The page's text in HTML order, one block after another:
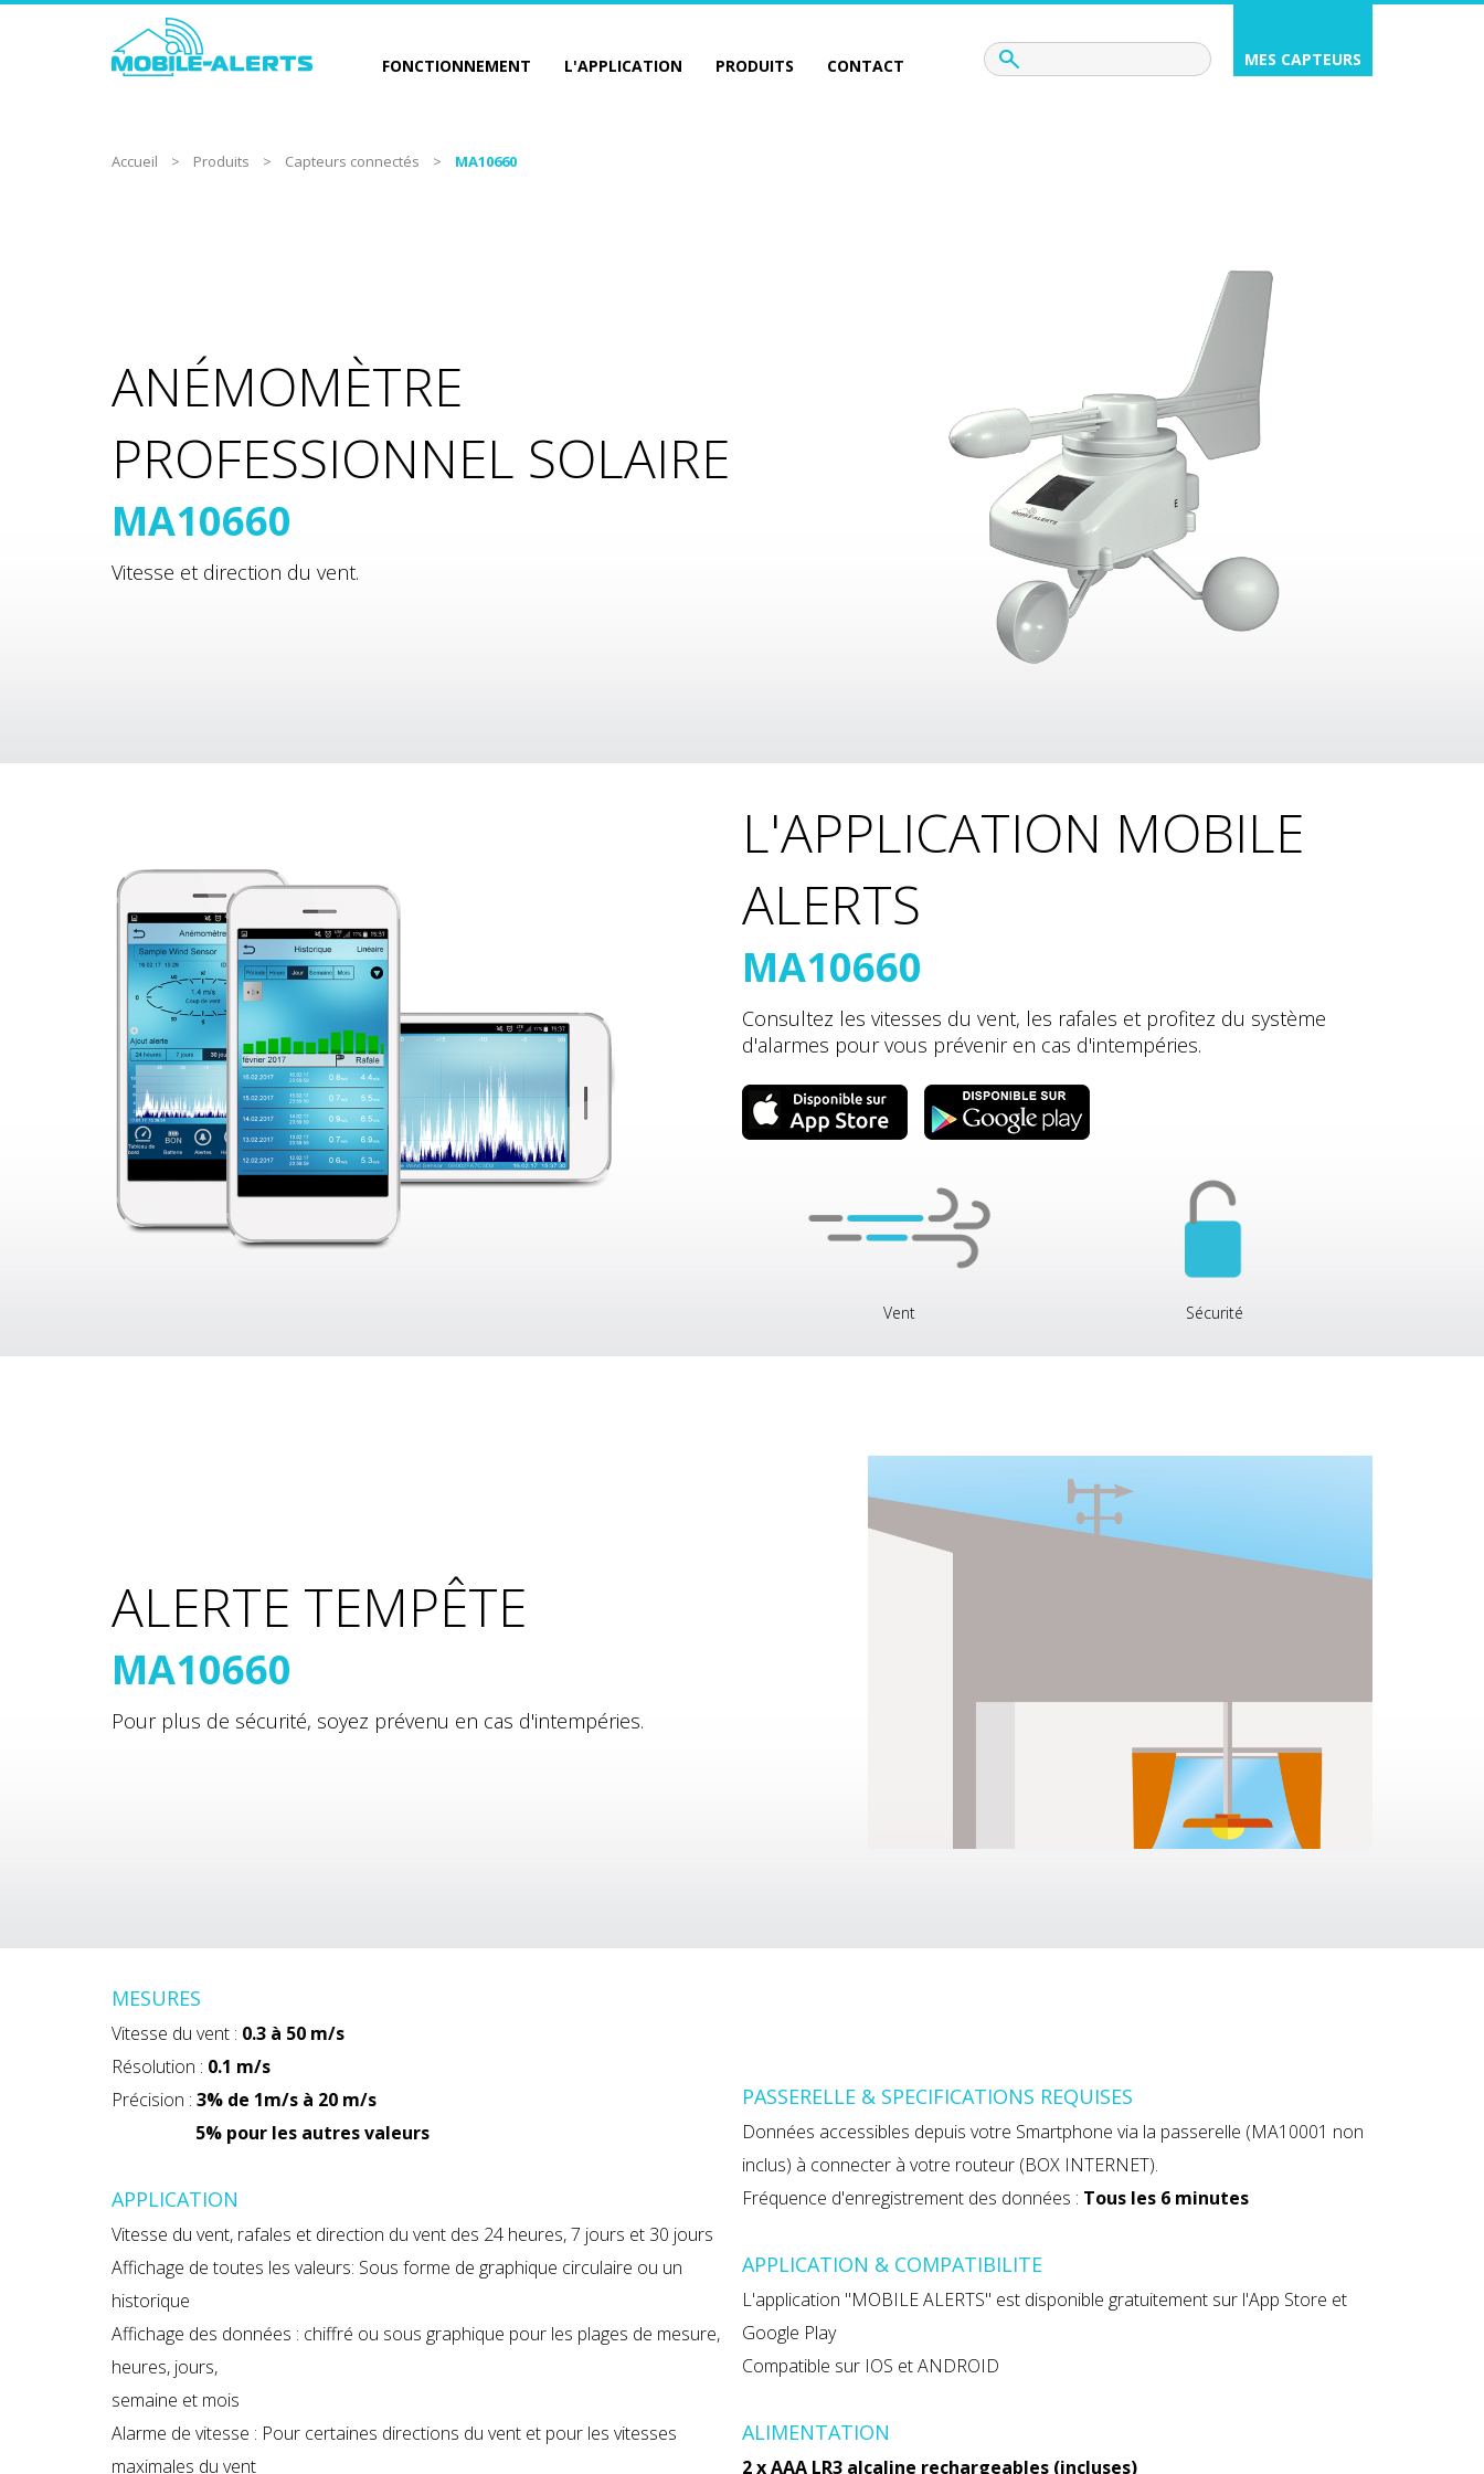
FONCTIONNEMENT L'APPLICATION PRODUITS CONTACT MES CAPTEURS
Accueil > Produits > Capteurs connectés > MA10660
ANÉMOMÈTRE
PROFESSIONNEL SOLAIRE
MA10660
Vitesse et direction du vent.
L'APPLICATION MOBILE
ALERTS
MA10660
Consultez les vitesses du vent, les rafales et profitez du système
d'alarmes pour vous prévenir en cas d'intempéries.
Vent Sécurité
ALERTE TEMPÊTE
MA10660
Pour plus de sécurité, soyez prévenu en cas d'intempéries.
MESURES
Vitesse du vent : 0.3 à 50 m/s
Résolution : 0.1 m/s
Précision : 3% de 1m/s à 20 m/s
5% pour les autres valeurs
APPLICATION
Vitesse du vent, rafales et direction du vent des 24 heures, 7 jours et 30 jours
Affichage de toutes les valeurs: Sous forme de graphique circulaire ou un
historique
Affichage des données : chiffré ou sous graphique pour les plages de mesure,
heures, jours,
semaine et mois
Alarme de vitesse : Pour certaines directions du vent et pour les vitesses
maximales du vent
PASSERELLE & SPECIFICATIONS REQUISES
Données accessibles depuis votre Smartphone via la passerelle (MA10001 non
inclus) à connecter à votre routeur (BOX INTERNET).
Fréquence d'enregistrement des données : Tous les 6 minutes
APPLICATION & COMPATIBILITE
L'application "MOBILE ALERTS" est disponible gratuitement sur l'App Store et
Google Play
Compatible sur IOS et ANDROID
ALIMENTATION
2 x AAA LR3 alcaline rechargeables (incluses)